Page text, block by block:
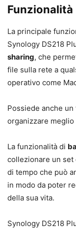
Funzionalità
La principale
Synology DS218
sharing, che
file sulla rete a
operativo come
Possiede anche
organizzare
La funzionalità di
collezionare un set
di tempo che può
in modo da poter
della sua vita.
Synology DS218